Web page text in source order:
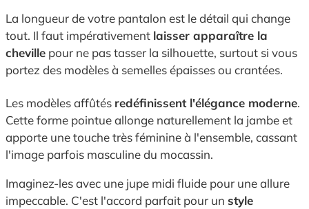
La longueur de votre pantalon est le détail qui change
tout. Il faut impérativement laisser apparaître la
cheville pour ne pas tasser la silhouette, surtout si vous
portez des modèles à semelles épaisses ou crantées.
Les modèles affûtés redéfinissent l'élégance moderne.
Cette forme pointue allonge naturellement la jambe et
apporte une touche très féminine à l'ensemble, cassant
l'image parfois masculine du mocassin.
Imaginez-les avec une jupe midi fluide pour une allure
impeccable. C'est l'accord parfait pour un style